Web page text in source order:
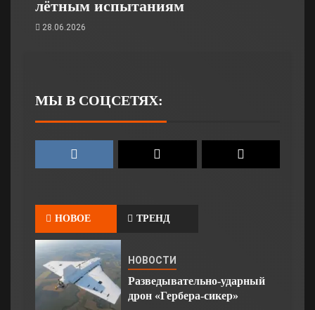
лётным испытаниям
28.06.2026
МЫ В СОЦСЕТЯХ:
НОВОЕ ТРЕНД
НОВОСТИ
Разведывательно-ударный
дрон «Гербера-сикер»